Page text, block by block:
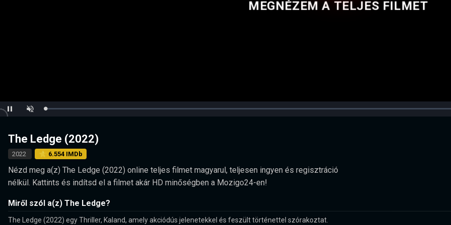
Pause UnmuteLoaded:
MEGNÉZEM A TELJES FILMET
The Ledge (2022)
2022 ⭐ 6.554 IMDb
Nézd meg a(z) The Ledge (2022) online teljes filmet magyarul, teljesen ingyen és regisztráció
nélkül. Kattints és indítsd el a filmet akár HD minőségben a Mozigo24-en!
Miről szól a(z) The Ledge?
The Ledge (2022) egy Thriller, Kaland, amely akciódús jelenetekkel és feszült történettel szórakoztat.